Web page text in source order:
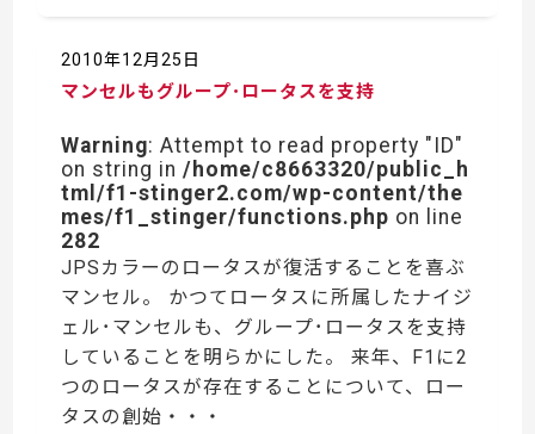
2010年12月25日
マンセルもグループ･ロータスを支持
Warning: Attempt to read property "ID"
on string in/home/c8663320/public_h
tml/f1-stinger2.com/wp-content/the
mes/f1_stinger/functions.php on line
282
JPSカラーのロータスが復活することを喜ぶ
マンセル。 かつてロータスに所属したナイジ
ェル･マンセルも、グループ･ロータスを支持
していることを明らかにした。 来年、F1に2
つのロータスが存在することについて、ロー
タスの創始・・・